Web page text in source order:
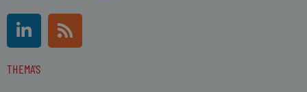
L
i
n
k
R
s
s
THEMA'S